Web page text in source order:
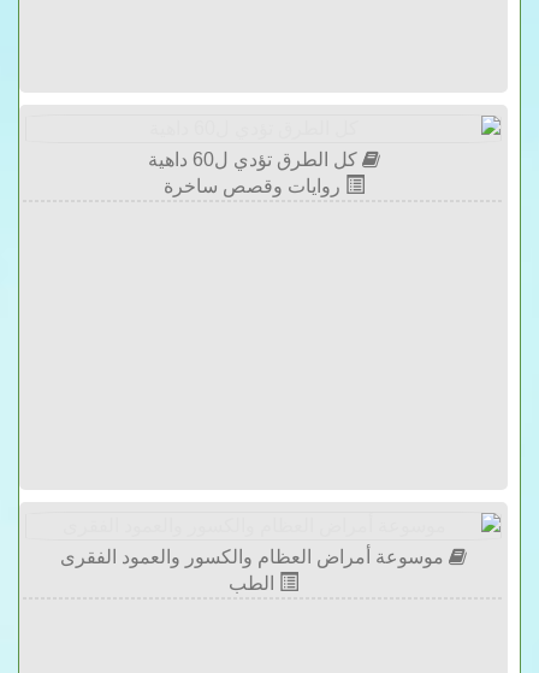
كل الطرق تؤدي ل60 داهية
روايات وقصص ساخرة
موسوعة أمراض العظام والكسور والعمود الفقرى
الطب